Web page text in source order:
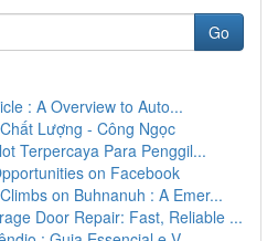
Go
: A Overview to Auto...
Lượng - Công Ngọc
Terpercaya Para Penggil...
on Facebook
on Buhnanuh : A Emer...
Door Repair: Fast, Reliable ...